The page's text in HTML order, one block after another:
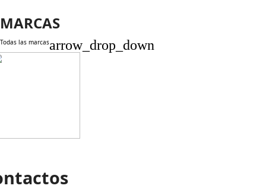
MARCAS
Todas las marcasarrow_drop_down